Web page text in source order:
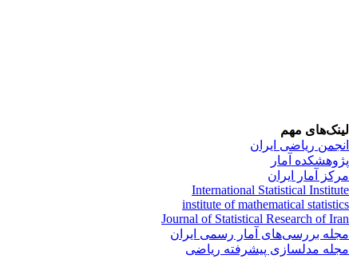
لینک‌های مهم
انجمن ریاضی ایران
پژوهشکده آمار
مرکز آمار ایران
International Statistical Institute
institute of mathematical statistics
Journal of Statistical Research of Iran
مجله بررسی‌های آمار رسمی ایران
مجله مدلسازی پیشرفته ریاضی